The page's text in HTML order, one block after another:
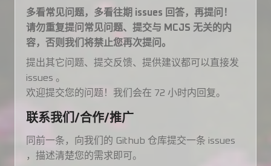
多看常见问题，多看往期 issues 回答，再提问！
请勿重复提问常见问题、提交与 MCJS 无关的内
容，否则我们将禁止您再次提问。
提出其它问题、提交反馈、提供建议都可以直接发
issues 。
欢迎提交您的问题！我们会在 72 小时内回复。
联系我们/合作/推广
同前一条，向我们的 Github 仓库提交一条 issues
，描述清楚您的需求即可。